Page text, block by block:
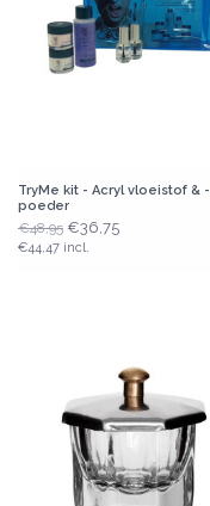
TryMe kit - Acryl vloeistof & -
poeder
€48,95 €36,75
€44,47 incl.